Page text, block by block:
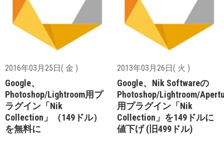
2016年03月25日( 金 )
Google、
Photoshop/Lightroom用プ
ラグイン「Nik
Collection」（149ドル）
を無料に
2013年03月26日( 火 )
Google、Nik Softwareの
Photoshop/Lightroom/
用プラグイン「Nik
Collection」を149ドルに
値下げ (旧499ドル)